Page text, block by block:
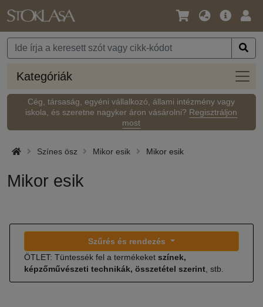
Nyelv
Pénznem
Fő
Kategóriák
Cég, társaság, egyéni vállalkozó, állami intézmény vagy
iskola, és szeretne nagyker áron vásárolni? Regisztráljon
most
Színes ösz Mikor esik Mikor esik
Mikor esik
Szűrés és rendezés
ÖTLET: Tüntessék fel a termékeket színek,
képzőművészeti technikák, összetétel szerint , stb.